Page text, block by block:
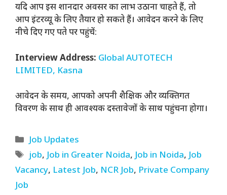
यदि आप इस शानदार अवसर का लाभ उठाना चाहते हैं, तो
आप इंटरव्यू के लिए तैयार हो सकते हैं। आवेदन करने के लिए
नीचे दिए गए पते पर पहुंचें:
Interview Address: Global AUTOTECH
LIMITED, Kasna
आवेदन के समय, आपको अपनी शैक्षिक और व्यक्तिगत
विवरण के साथ ही आवश्यक दस्तावेजों के साथ पहुंचना होगा।
Categories
Job Updates
Tags
job,Job in Greater Noida,Job in Noida,Job
Vacancy, Latest Job, NCR Job, Private Company
Job